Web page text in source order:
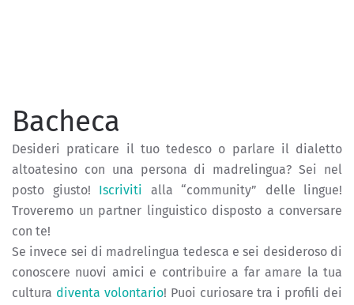
Bacheca
Desideri praticare il tuo tedesco o parlare il dialetto
altoatesino con una persona di madrelingua? Sei nel
posto giusto! Iscriviti alla “community” delle lingue!
Troveremo un partner linguistico disposto a conversare
con te!
Se invece sei di madrelingua tedesca e sei desideroso di
conoscere nuovi amici e contribuire a far amare la tua
cultura diventa volontario! Puoi curiosare tra i profili dei